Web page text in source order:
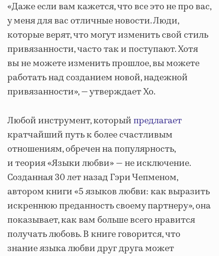
«Даже если вам кажется, что все это не про вас,
у меня для вас отличные новости. Люди,
которые верят, что могут изменить свой стиль
привязанности, часто так и поступают. Хотя
вы не можете изменить прошлое, вы можете
работать над созданием новой, надежной
привязанности», — утверждает Хо.
Любой инструмент, которыйпредлагает
кратчайший путь к более счастливым
отношениям, обречен на популярность,
и теория «Языки любви» — не исключение.
Созданная 30 лет назад Гэри Чепменом,
автором книги «5 языков любви: как выразить
искреннюю преданность своему партнеру», она
показывает, как вам больше всего нравится
получать любовь. В книге говорится, что
знание языка любви друг друга может